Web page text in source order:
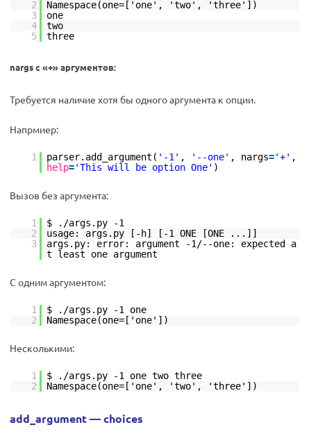
2
Namespace(one=['one', 'two', 'three'])
3
one
4
two
5
three
nargs с «+» аргументов:
Требуется наличие хотя бы одного аргумента к опции.
Напрмиер:
1 parser.add_argument( '-1' , '--one' , nargs='+' ,
help='This will be option One' )
Вызов без аргумента:
1
$ ./args.py -1
2
usage: args.py [-h] [-1 ONE [ONE ...]]
3
args.py: error: argument -1/--one: expected a
t least one argument
С одним аргументом:
1
$ ./args.py -1 one
2
Namespace(one=['one'])
Несколькими:
1
$ ./args.py -1 one two three
2
Namespace(one=['one', 'two', 'three'])
add_argument — choices